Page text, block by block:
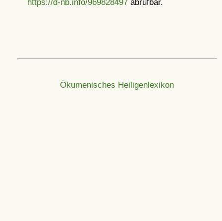
https://d-nb.info/969828497 abrufbar.
Ökumenisches Heiligenlexikon